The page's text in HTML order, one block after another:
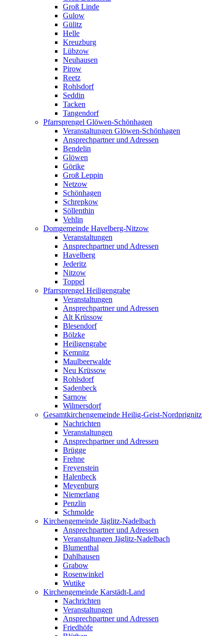
Groß Linde
Gulow
Gülitz
Helle
Kreuzburg
Lübzow
Neuhausen
Pirow
Reetz
Rohlsdorf
Seddin
Tacken
Tangendorf
Pfarrsprengel Glöwen-Schönhagen
Veranstaltungen Glöwen-Schönhagen
Ansprechpartner und Adressen
Bendelin
Glöwen
Görike
Groß Leppin
Netzow
Schönhagen
Schrepkow
Söllenthin
Vehlin
Domgemeinde Havelberg-Nitzow
Veranstaltungen
Ansprechpartner und Adressen
Havelberg
Jederitz
Nitzow
Toppel
Pfarrsprengel Heiligengrabe
Veranstaltungen
Ansprechpartner und Adressen
Alt Krüssow
Blesendorf
Bölzke
Heiligengrabe
Kemnitz
Maulbeerwalde
Neu Krüssow
Rohlsdorf
Sadenbeck
Sarnow
Wilmersdorf
Gesamtkirchengemeinde Heilig-Geist-Nordprignitz
Nachrichten
Veranstaltungen
Ansprechpartner und Adressen
Brügge
Frehne
Freyenstein
Halenbeck
Meyenburg
Niemerlang
Penzlin
Schmolde
Kirchengemeinde Jäglitz-Nadelbach
Ansprechpartner und Adressen
Veranstaltungen Jäglitz-Nadelbach
Blumenthal
Dahlhausen
Grabow
Rosenwinkel
Wutike
Kirchengemeinde Karstädt-Land
Nachrichten
Veranstaltungen
Ansprechpartner und Adressen
Friedhöfe